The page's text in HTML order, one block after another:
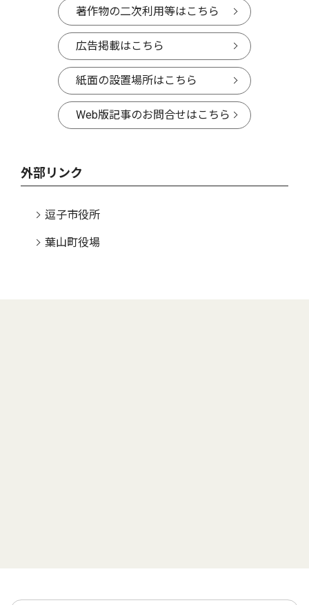
著作物の二次利用等はこちら
広告掲載はこちら
紙面の設置場所はこちら
Web版記事のお問合せはこちら
外部リンク
逗子市役所
葉山町役場